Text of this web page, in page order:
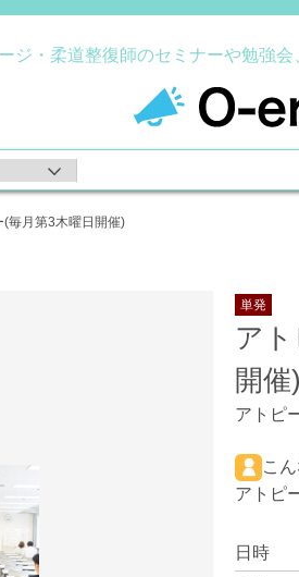
ジ・柔道整復師のセミナーや勉強会
(毎月第3木曜日開催)
単発
ア
開催)
アトピ
こ
アトピ
日時